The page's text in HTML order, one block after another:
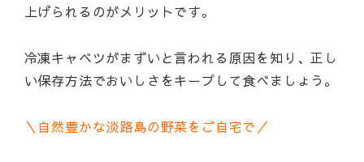
上げられるのがメリットです。
冷凍キャベツがまずいと言われる原因を知り、正し
い保存方法でおいしさをキープして食べましょう。
＼自然豊かな淡路島の野菜をご自宅で／